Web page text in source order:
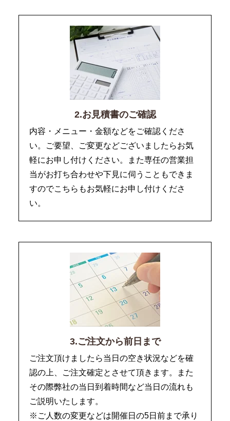
2.お見積書のご確認
内容・メニュー・金額などをご確認くださ
い。ご要望、ご変更などございましたらお気
軽にお申し付けください。また専任の営業担
当がお打ち合わせや下見に伺うこともできま
すのでこちらもお気軽にお申し付けくださ
い。
3.ご注文から前日まで
ご注文頂けましたら当日の空き状況などを確
認の上、ご注文確定とさせて頂きます。また
その際弊社の当日到着時間など当日の流れも
ご説明いたします。
※ご人数の変更などは開催日の5日前まで承り